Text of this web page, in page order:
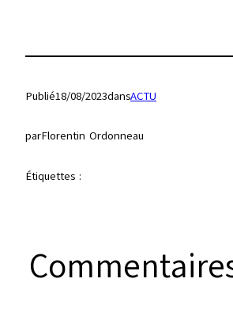
Publié18/08/2023dansACTU
parFlorentin Ordonneau
Étiquettes :